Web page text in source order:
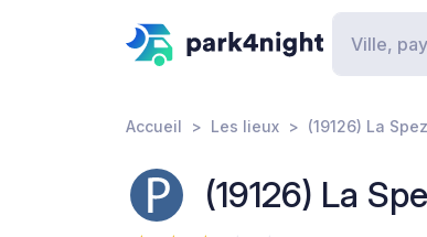
Accueil Les lieux (19126) La
(19126) La